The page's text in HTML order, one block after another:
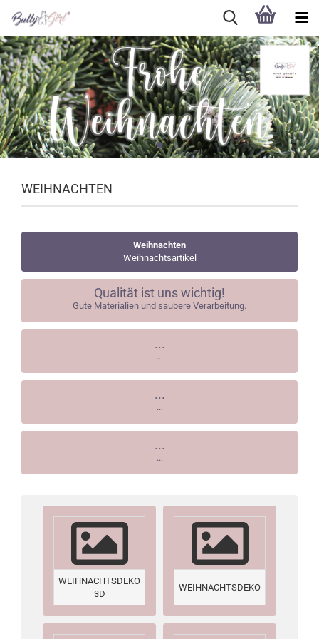
WEIHNACHTEN
Weihnachten
Weihnachtsartikel
Qualität ist uns wichtig!
Gute Materialien und saubere Verarbeitung.
...
...
...
...
...
...
WEIHNACHTSDEKO
3D
WEIHNACHTSDEKO